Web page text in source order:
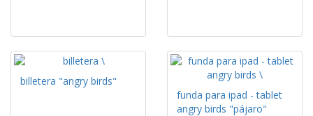
billetera "angry birds"
funda para ipad - tablet
angry birds "pájaro"